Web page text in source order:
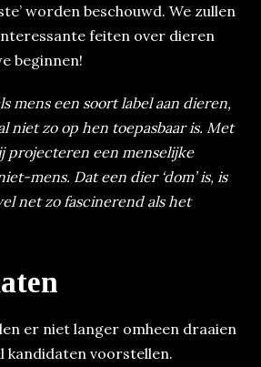
worden beschouwd. We zullen
feiten over dieren
beginnen!
mens een soort label aan dieren,
niet zo op hen toepasbaar is. Met
projecteren een menselijke
mens. Dat een dier ‘dom’ is, is
net zo fascinerend als het
er niet langer omheen draaien
kandidaten voorstellen.